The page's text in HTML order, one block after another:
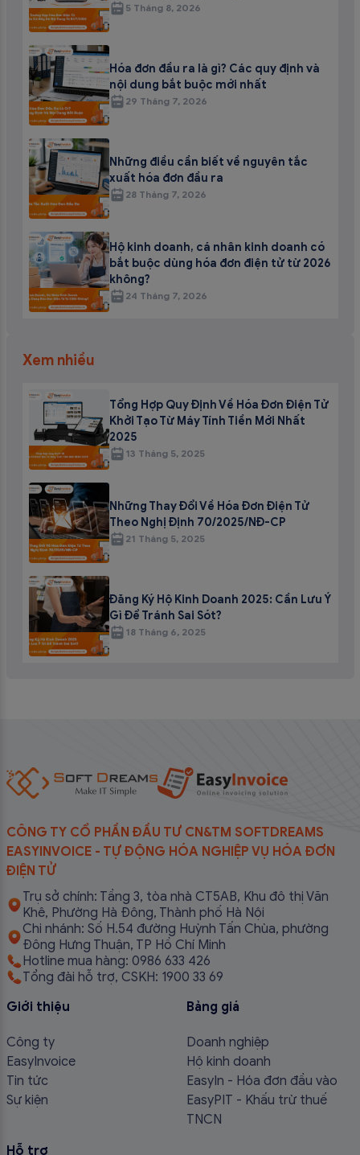
5 Tháng 8, 2026
Hóa đơn đầu ra là gì? Các quy định và
nội dung bắt buộc mới nhất
29 Tháng 7, 2026
Những điều cần biết về nguyên tắc
xuất hóa đơn đầu ra
28 Tháng 7, 2026
Hộ kinh doanh, cá nhân kinh doanh có
bắt buộc dùng hóa đơn điện tử từ 2026
không?
24 Tháng 7, 2026
Xem nhiều
Tổng Hợp Quy Định Về Hóa Đơn Điện Tử
Khởi Tạo Từ Máy Tính Tiền Mới Nhất
2025
13 Tháng 5, 2025
Những Thay Đổi Về Hóa Đơn Điện Tử
Theo Nghị Định 70/2025/NĐ-CP
21 Tháng 5, 2025
Đăng Ký Hộ Kinh Doanh 2025: Cần Lưu Ý
Gì Để Tránh Sai Sót?
18 Tháng 6, 2025
CÔNG TY CỔ PHẦN ĐẦU TƯ CN&TM SOFTDREAMS
EASYINVOICE - TỰ ĐỘNG HÓA NGHIỆP VỤ HÓA ĐƠN
ĐIỆN TỬ
Trụ sở chính: Tầng 3, tòa nhà CT5AB, Khu đô thị Văn
Khê, Phường Hà Đông, Thành phố Hà Nội
Chi nhánh: Số H.54 đường Huỳnh Tấn Chùa, phường
Đông Hưng Thuận, TP Hồ Chí Minh
Hotline mua hàng: 0986 633 426
Tổng đài hỗ trợ, CSKH: 1900 33 69
Giới thiệu
Công ty
EasyInvoice
Tin tức
Sự kiện
Bảng giá
Doanh nghiệp
Hộ kinh doanh
EasyIn - Hóa đơn đầu vào
EasyPIT - Khấu trừ thuế
TNCN
Hỗ trợ